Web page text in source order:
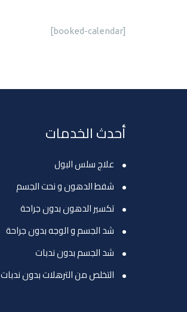
[booked-calendar]
أحدث الخدمات
علاج سلس البول
شفط الدهون و نحت الجسم
تكسير الدهون بدون جراحة
شد الجسم و الوجه بدون جراحة
شد الجسم بدون ندبات
التخلص من الترهلات بدون ندبات